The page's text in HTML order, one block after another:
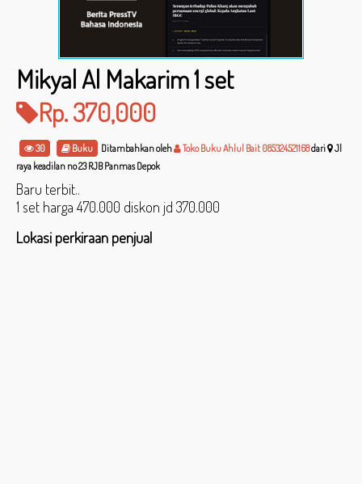
Mikyal Al Makarim 1 set
Rp. 370,000
30 Buku Ditambahkan oleh Toko Buku Ahlul Bait 085324521168dari
Jl
raya keadilan no 23 RJB Panmas Depok
Baru terbit..
1 set harga 470.000 diskon jd 370.000
Lokasi perkiraan penjual